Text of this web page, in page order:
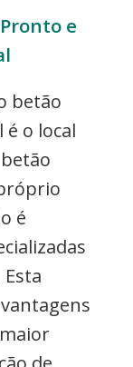
e
betão
o local
é